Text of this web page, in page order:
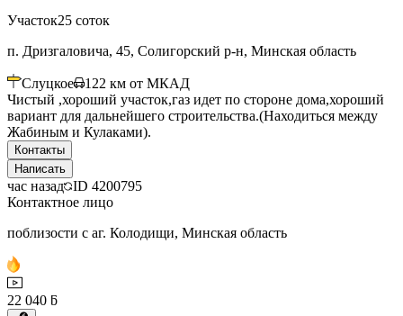
Участок25 соток
п. Дризгаловича, 45, Солигорский р-н, Минская область
Слуцкое 122 км от МКАД
Чистый ,хороший участок,газ идет по стороне дома,хороший
вариант для дальнейшего строительства.(Находиться между
Жабиным и Кулаками).
Контакты
Написать
час назад ID 4200795
Контактное лицо
поблизости с аг. Колодищи, Минская область
22 040 ƃ